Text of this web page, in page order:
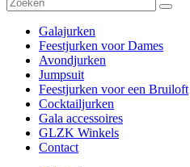
Galajurken
Feestjurken voor Dames
Avondjurken
Jumpsuit
Feestjurken voor een Bruiloft
Cocktailjurken
Gala accessoires
GLZK Winkels
Contact